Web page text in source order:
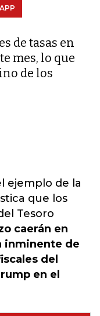
de tasas en
mes, lo que
de los
ejemplo de la
que los
Tesoro
caerán en
inminente de
del
en el